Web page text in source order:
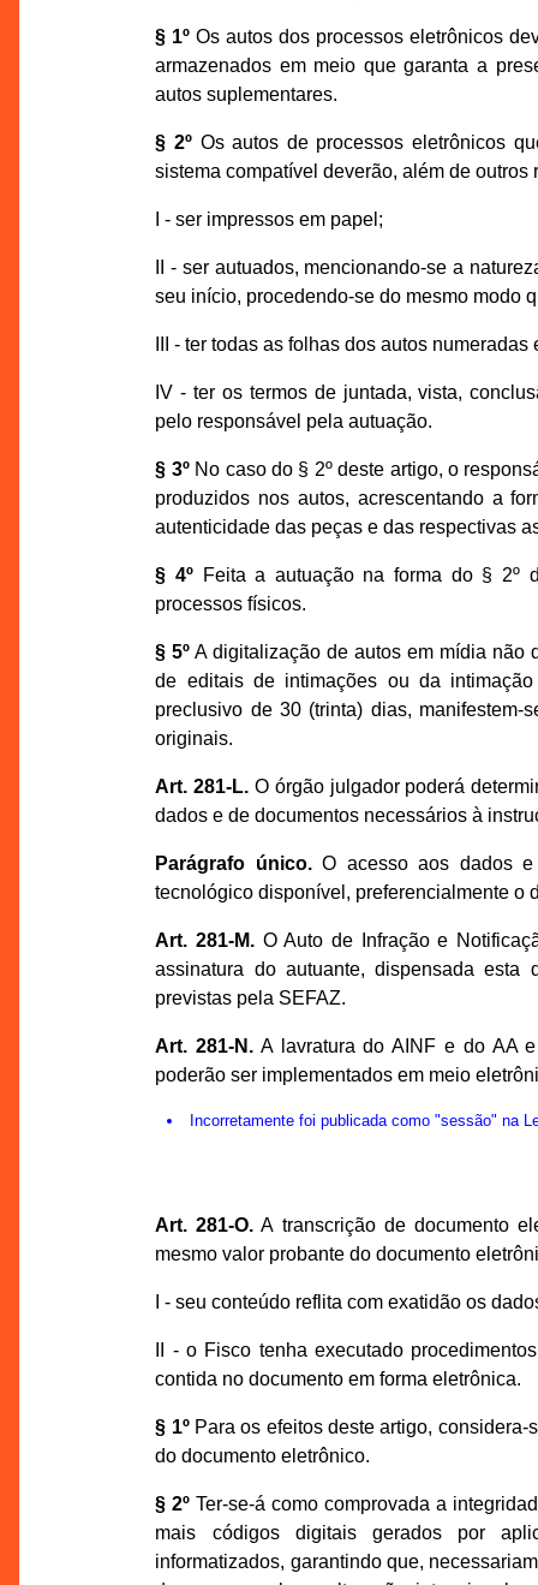
§ 1º Os autos dos processos eletrônicos
armazenados em meio que garanta a
autos suplementares.
§ 2ºOs autos de processos eletrônicos
sistema compatível deverão, além de
I - ser impressos em papel;
II - ser autuados, mencionando-se a
seu início, procedendo-se do mesmo modo
III - ter todas as folhas dos autos
IV - ter os termos de juntada, vista,
pelo responsável pela autuação.
§ 3ºNo caso do § 2º deste artigo, o
produzidos nos autos, acrescentando a
autenticidade das peças e das respectivas
§ 4ºFeita a autuação na forma do § 2º
processos físicos.
§ 5º A digitalização de autos em mídia não
de editais de intimações ou da
preclusivo de 30 (trinta) dias,
originais.
Art. 281-L. O órgão julgador poderá
dados e de documentos necessários à
Parágrafo único.O acesso aos dados e
tecnológico disponível, preferencialmente o
Art. 281-M. O Auto de Infração e
assinatura do autuante, dispensada esta
previstas pela SEFAZ.
Art. 281-N. A lavratura do AINF e do AA
poderão ser implementados em meio
Incorretamente foi publicada como "sessão" na
Art. 281-O. A transcrição de documento
mesmo valor probante do documento
I - seu conteúdo reflita com exatidão os
II - o Fisco tenha executado
contida no documento em forma eletrônica.
§ 1ºPara os efeitos deste artigo, considera-
do documento eletrônico.
§ 2º Ter-se-á como comprovada a
mais códigos digitais gerados por
informatizados, garantindo que,